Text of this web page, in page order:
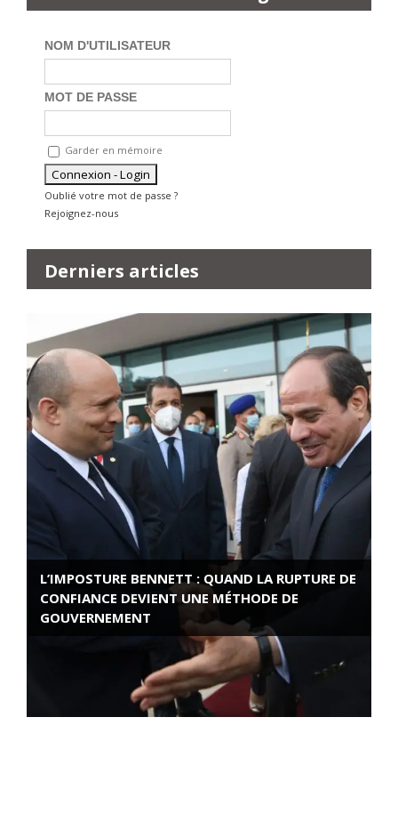
NOM D'UTILISATEUR
MOT DE PASSE
Garder en mémoire
Oublié votre mot de passe ?
Rejoignez-nous
Derniers articles
L’IMPOSTURE BENNETT : QUAND LA RUPTURE DE
CONFIANCE DEVIENT UNE MÉTHODE DE
GOUVERNEMENT
ROSE VALLAND, HEROÏNE DE LA RESISTANCE